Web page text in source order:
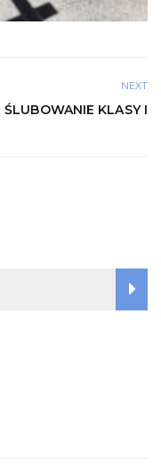
NEXT
ŚLUBOWANIE KLASY I